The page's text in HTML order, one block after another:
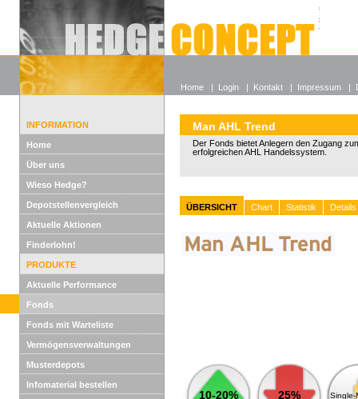
Alle
Wieso
INFORMATION
Home
Über uns
Wieso Hedge?
Depotstellenvergleich
Aktuelle Aktionen
Finderlohn!
PRODUKTE
Aktuelle Performance
Fonds
Fonds mit Warteliste
Vermögensverwaltungen
Musterdepots
Infomaterial bestellen
Man AHL Trend
Der Fonds bietet Anlegern den Zugang
erfolgreichen AHL Handelssystem.
ÜBERSICHT Chart Statistik Details
10-20% 25% Single-
Home | Login | Kontakt | Impressum |